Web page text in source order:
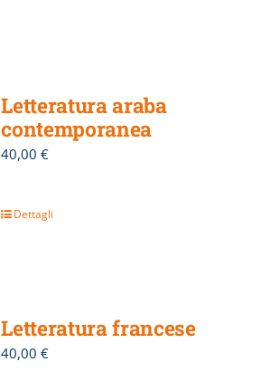
Letteratura araba
contemporanea
40,00€
Dettagli
Letteratura francese
40,00€